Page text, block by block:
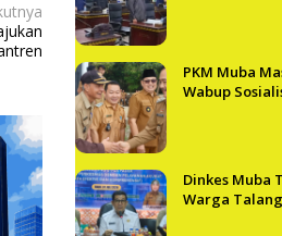
PKM Muba
Wabup
Dinkes Muba
Warga